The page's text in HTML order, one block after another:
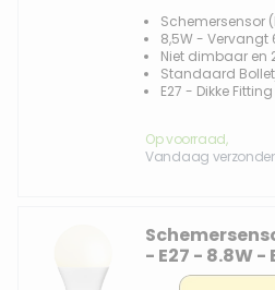
Schemersensor
8,5W - Vervangt
Niet dimbaar en
Standaard
E27 - Dikke Fitting
Op voorraad,
Vandaag
- E27 - 8.8W
2700K -